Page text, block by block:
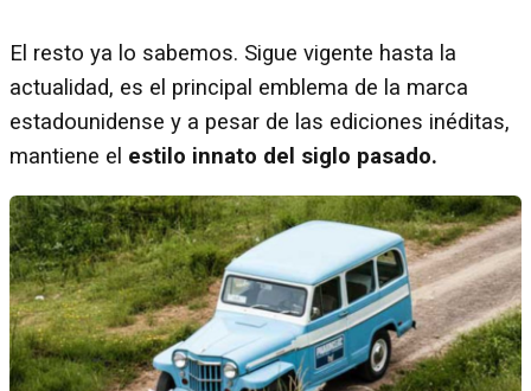
El resto ya lo sabemos. Sigue vigente hasta la
actualidad, es el principal emblema de la marca
estadounidense y a pesar de las ediciones inéditas,
mantiene el estilo innato del siglo pasado.